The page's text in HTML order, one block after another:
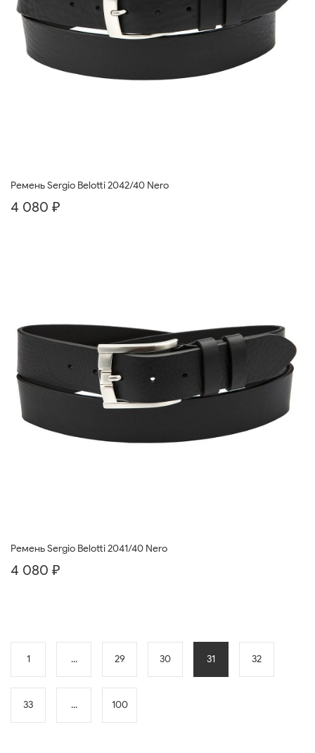
Ремень Sergio Belotti 2042/40 Nero
4 080 ₽
Ремень Sergio Belotti 2041/40 Nero
4 080 ₽
1 ... 29 30 31 32
33 ... 100